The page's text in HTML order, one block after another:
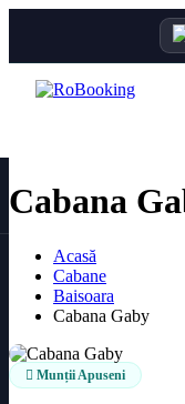
Cabana
Acasă
Cabane
Baisoara
Cabana Gaby
Munții Apuseni